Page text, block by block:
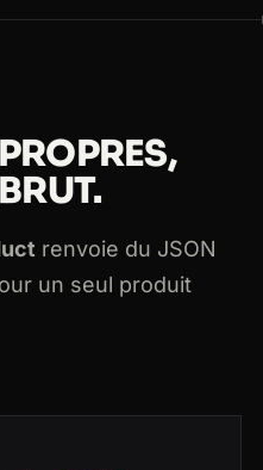
renvoie du JSON
un seul produit